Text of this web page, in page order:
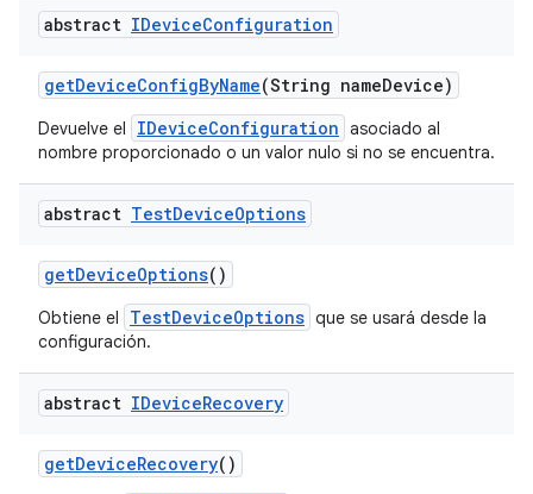
abstract IDeviceConfiguration
getDeviceConfigByName(String nameDevice)
Devuelve el IDeviceConfiguration asociado al
nombre proporcionado o un valor nulo si no se encuentra.
abstract TestDeviceOptions
getDeviceOptions()
Obtiene el TestDeviceOptions que se usará desde la
configuración.
abstract IDeviceRecovery
getDeviceRecovery()